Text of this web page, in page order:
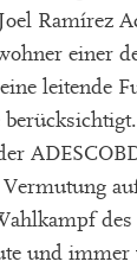
Ramírez
einer
leitende
und immer